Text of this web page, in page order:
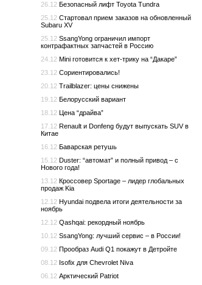
26.12 Безопасный лифт Toyota Tundra
25.12 Стартовал прием заказов на обновленный
Subaru XV
25.12 SsangYong ограничил импорт
контрафактных запчастей в Россию
24.12 Mini готовится к хет-трику на “Дакаре”
23.12 Сориентировались!
20.12 Trailblazer: цены снижены
19.12 Белорусский вариант
18.12 Цена “драйва”
17.12 Renault и Donfeng будут выпускать SUV в
Китае
16.12 Баварская ретушь
15.12 Duster: “автомат” и полный привод – с
Нового года!
13.12 Кроссовер Sportage – лидер глобальных
продаж Kia
12.12 Hyundai подвела итоги деятельности за
ноябрь
12.12 Qashqai: рекордный ноябрь
10.12 SsangYong: лучший сервис – в России!
09.12 Прообраз Audi Q1 покажут в Детройте
08.12 Isofix для Chevrolet Niva
06.12 Арктический Patriot